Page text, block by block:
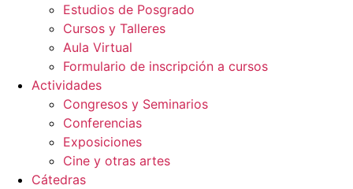
Estudios de Posgrado
Cursos y Talleres
Aula Virtual
Formulario de inscripción a cursos
Actividades
Congresos y Seminarios
Conferencias
Exposiciones
Cine y otras artes
Cátedras